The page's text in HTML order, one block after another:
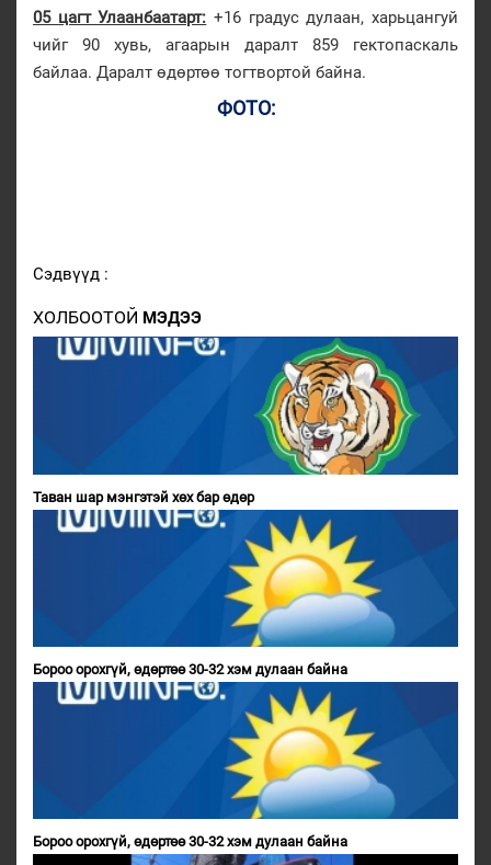
05 цагт Улаанбаатарт: +16 градус дулаан, харьцангуй
чийг 90 хувь, агаарын даралт 859 гектопаскаль
байлаа. Даралт өдөртөө тогтвортой байна.
ФОТО:
Сэдвүүд :
ХОЛБООТОЙ МЭДЭЭ
Таван шар мэнгэтэй хөх бар өдөр
Бороо орохгүй, өдөртөө 30-32 хэм дулаан байна
Бороо орохгүй, өдөртөө 30-32 хэм дулаан байна